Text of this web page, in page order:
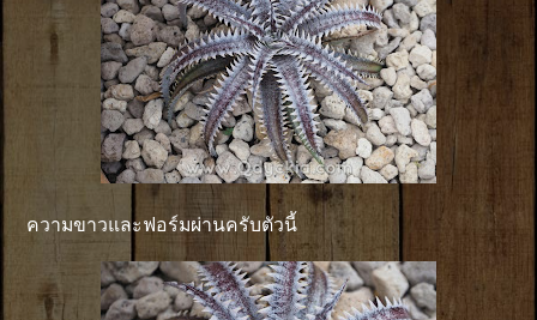
ความขาวและฟอร์มผ่านครับตัวนี้